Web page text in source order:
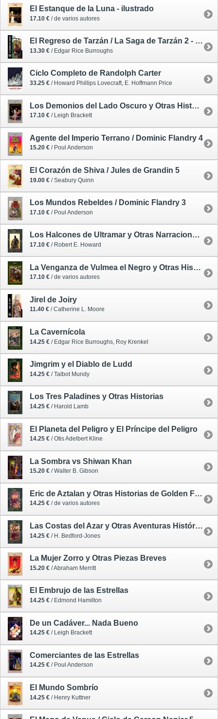
El Estanque de la Luna - ilustrado
17.10 € / de varios autores
El Regreso de Tarzán / La Saga de Tarzán 2 - ilustrado
13.30 € / Edgar Rice Burroughs
Ciclo Completo de Randolph Carter
33.25 € / Howard Phillips Lovecraft, E. Hoffmann Price
Los Demonios del Lado Oscuro y Otras Historias de Mercurio y las Guerras Interplanetarias
17.10 € / Leigh Brackett
Agente del Imperio Terrano / Dominic Flandry 4
15.20 € / Poul Anderson
El Corazón de Shiva / Jules de Grandin 5
19.00 € / Seabury Quinn
Los Mundos Rebeldes / Dominic Flandry 3
17.10 € / Poul Anderson
Los Halcones de Ultramar y Otras Narraciones de las Cruzadas
17.10 € / Robert E. Howard
La Venganza de Vulmea el Negro y Otras Historias de Golden Fleece
17.10 € / de varios autores
Jirel de Joiry
11.40 € / Catherine L. Moore
La Cavernícola
14.25 € / Edgar Rice Burroughs, Roy Krenkel
Jimgrim y el Diablo de Ludd
14.25 € / Talbot Mundy
Los Tres Paladines y Otras Historias
14.25 € / Harold Lamb
El Planeta del Peligro y El Príncipe del Peligro
14.25 € / Otis Adelbert Kline
La Sombra vs Shiwan Khan
15.20 € / Walter B. Gibson
Eric de Aztalan y Otras Historias de Golden Fleece
14.25 € / de varios autores
Las Costas del Azar y Otras Aventuras Históricas
14.25 € / H. Bedford-Jones
La Mujer Zorro y Otras Piezas Breves
15.20 € / Abraham Merritt
El Embrujo de las Estrellas
14.25 € / Edmond Hamilton
De un Cadáver... Nada Bueno
14.25 € / Leigh Brackett
Comerciantes de las Estrellas
14.25 € / Poul Anderson
El Mundo Sombrío
14.25 € / Henry Kuttner